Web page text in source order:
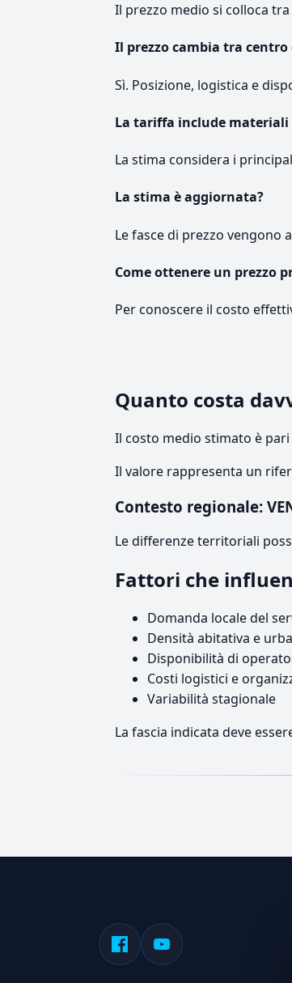
Il prezzo medio si colloca
Il prezzo cambia tra centro
Sì. Posizione, logistica e
La tariffa include materiali
La stima considera i
La stima è aggiornata?
Le fasce di prezzo vengono
Come ottenere un prezzo
Per conoscere il costo
Quanto costa
Il costo medio stimato è pari
Il valore rappresenta un
Contesto regionale:
Le differenze territoriali
Fattori che
Domanda locale del
Densità abitativa e
Disponibilità di
Costi logistici e
Variabilità stagionale
La fascia indicata deve